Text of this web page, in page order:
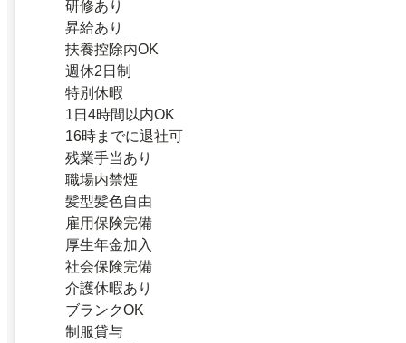
研修あり
昇給あり
扶養控除内OK
週休2日制
特別休暇
1日4時間以内OK
16時までに退社可
残業手当あり
職場内禁煙
髪型髪色自由
雇用保険完備
厚生年金加入
社会保険完備
介護休暇あり
ブランクOK
制服貸与